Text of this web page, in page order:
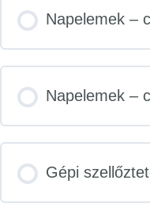
Napelemek –
Napelemek –
Gépi